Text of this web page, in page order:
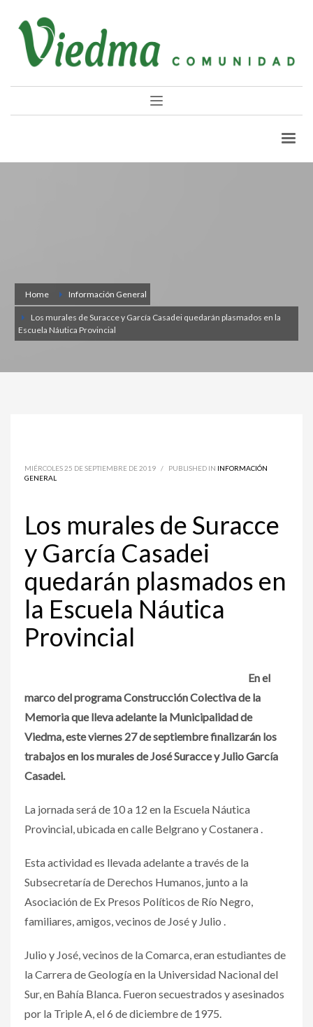
Home Información General
Los murales de Suracce y García Casadei quedarán plasmados en la
Escuela Náutica Provincial
MIÉRCOLES 25 DE SEPTIEMBRE DE 2019 / PUBLISHED IN INFORMACIÓN
GENERAL
Los murales de Suracce
y García Casadei
quedarán plasmados en
la Escuela Náutica
Provincial
En el
marco del programa Construcción Colectiva de la
Memoria que lleva adelante la Municipalidad de
Viedma, este viernes 27 de septiembre finalizarán los
trabajos en los murales de José Suracce y Julio García
Casadei.
La jornada será de 10 a 12 en la Escuela Náutica
Provincial, ubicada en calle Belgrano y Costanera .
Esta actividad es llevada adelante a través de la
Subsecretaría de Derechos Humanos, junto a la
Asociación de Ex Presos Políticos de Río Negro,
familiares, amigos, vecinos de José y Julio
Julio y José, vecinos de la Comarca, eran estudiantes de
la Carrera de Geología en la Universidad Nacional del
Sur, en Bahía Blanca. Fueron secuestrados y asesinados
por la Triple A, el 6 de diciembre de 1975.